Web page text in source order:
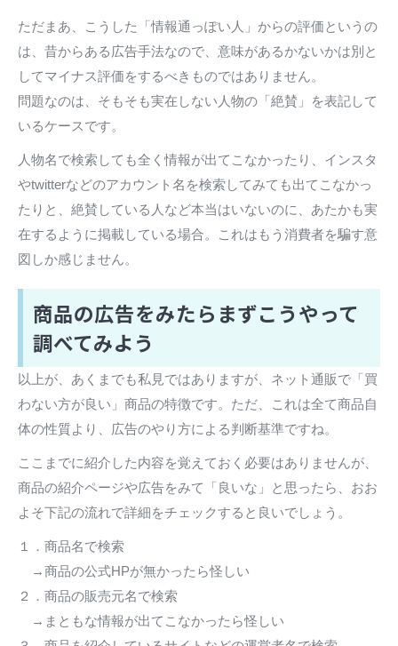
ただまあ、こうした「情報通っぽい人」からの評価というの
は、昔からある広告手法なので、意味があるかないかは別と
してマイナス評価をするべきものではありません。
問題なのは、そもそも実在しない人物の「絶賛」を表記して
いるケースです。
人物名で検索しても全く情報が出てこなかったり、インスタ
やtwitterなどのアカウント名を検索してみても出てこなかっ
たりと、絶賛している人など本当はいないのに、あたかも実
在するように掲載している場合。これはもう消費者を騙す意
図しか感じません。
商品の広告をみたらまずこうやって
調べてみよう
以上が、あくまでも私見ではありますが、ネット通販で「買
わない方が良い」商品の特徴です。ただ、これは全て商品自
体の性質より、広告のやり方による判断基準ですね。
ここまでに紹介した内容を覚えておく必要はありませんが、
商品の紹介ページや広告をみて「良いな」と思ったら、おお
よそ下記の流れで詳細をチェックすると良いでしょう。
１．商品名で検索
→商品の公式HPが無かったら怪しい
２．商品の販売元名で検索
→まともな情報が出てこなかったら怪しい